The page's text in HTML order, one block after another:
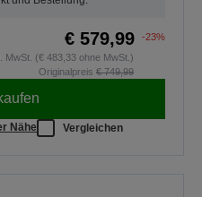
€ 579,99
-23%
MwSt. (€ 483,33 ohne MwSt.)
Originalpreis € 749,99
Nähe Vergleichen